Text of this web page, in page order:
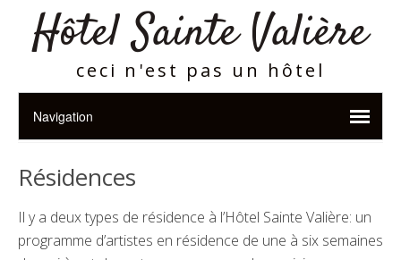
Hôtel Sainte Valière
ceci n'est pas un hôtel
Résidences
Il y a deux types de résidence à l’Hôtel Sainte Valière: un
programme d’artistes en résidence de une à six semaines